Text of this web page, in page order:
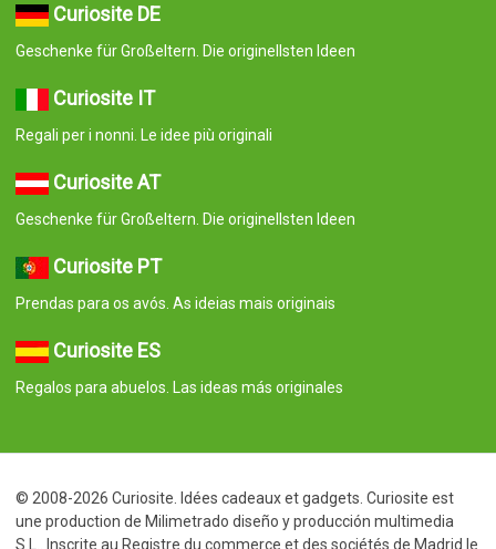
Curiosite DE
Geschenke für Großeltern. Die originellsten Ideen
Curiosite IT
Regali per i nonni. Le idee più originali
Curiosite AT
Geschenke für Großeltern. Die originellsten Ideen
Curiosite PT
Prendas para os avós. As ideias mais originais
Curiosite ES
Regalos para abuelos. Las ideas más originales
© 2008-2026 Curiosite. Idées cadeaux et gadgets. Curiosite est
une production de Milimetrado diseño y producción multimedia
S.L.. Inscrite au Registre du commerce et des sociétés de Madrid le